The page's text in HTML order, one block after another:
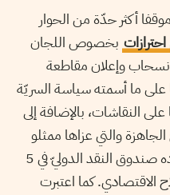
أكثر حدّة من الحوار
بخصوص اللجان
وإعلان مقاطعة
على ما أسمته سياسة السريّة
النقاشات، بالإضافة إلى
والتي عزاها ممثلو
الجبهة إلى اقتراب الموعد الذي حدّده صندوق النقد الدوليّ في 5
الاقتصادي. كما اعتبرت